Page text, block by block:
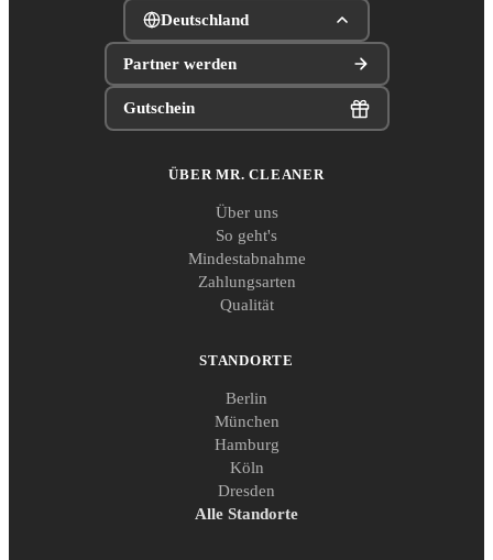
Deutschland
Partner werden
Gutschein
ÜBER MR. CLEANER
Über uns
So geht's
Mindestabnahme
Zahlungsarten
Qualität
STANDORTE
Berlin
München
Hamburg
Köln
Dresden
Alle Standorte